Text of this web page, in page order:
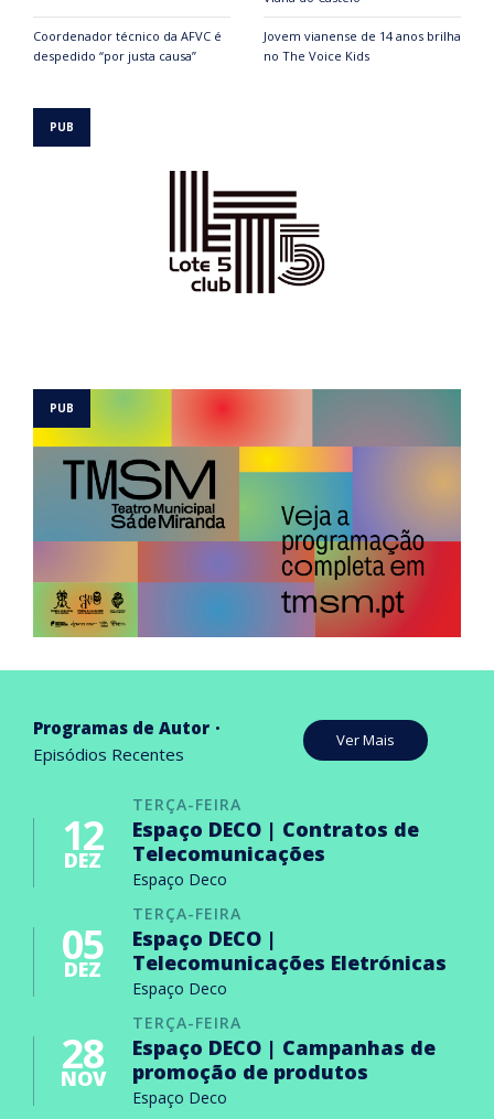
Coordenador técnico da AFVC é
despedido “por justa causa”
Jovem vianense de 14 anos brilha
no The Voice Kids
Programas de Autor
Episódios Recentes
Ver Mais
TERÇA-FEIRA
12
DEZ
Espaço DECO | Contratos de
Telecomunicações
Espaço Deco
TERÇA-FEIRA
05
DEZ
Espaço DECO |
Telecomunicações Eletrónicas
Espaço Deco
TERÇA-FEIRA
28
NOV
Espaço DECO | Campanhas de
promoção de produtos
Espaço Deco